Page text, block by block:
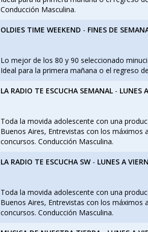
Conducción Masculina.
OLDIES TIME WEEKEND - FINES DE
Lo mejor de los 80 y 90 seleccionado
Ideal para la primera mañana o el regreso
LA RADIO TE ESCUCHA SEMANAL - LUNES
Toda la movida adolescente con una
Buenos Aires, Entrevistas con los
concursos. Conducción Masculina.
LA RADIO TE ESCUCHA SW - LUNES A
Toda la movida adolescente con una
Buenos Aires, Entrevistas con los
concursos. Conducción Masculina.